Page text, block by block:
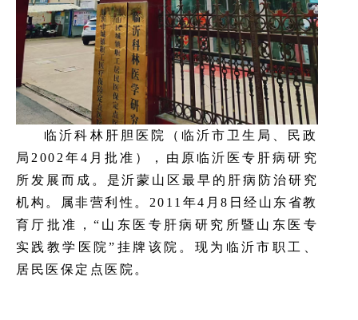
临沂科林肝胆医院（临沂市卫生局、民政
局2002年4月批准），由原临沂医专肝病研究
所发展而成。是沂蒙山区最早的肝病防治研究
机构。属非营利性。2011年4月8日经山东省教
育厅批准，“山东医专肝病研究所暨山东医专
实践教学医院”挂牌该院。现为临沂市职工、
居民医保定点医院。